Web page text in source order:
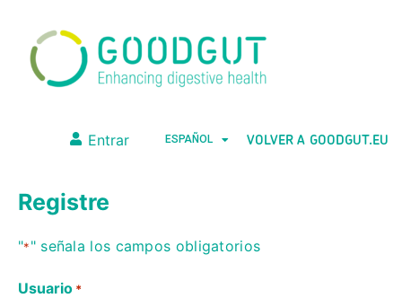
Entrar ESPAÑOL VOLVER A GOODGUT.EU
Registre
"*" señala los campos obligatorios
Usuario *